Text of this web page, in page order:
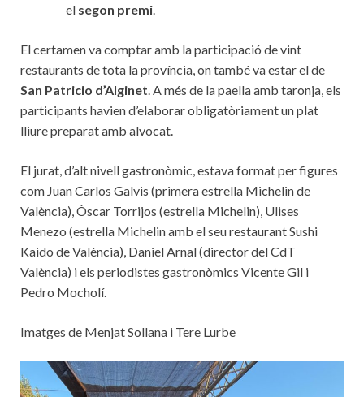
el segon premi
El certamen va comptar amb la participació de vint
restaurants de tota la província, on també va estar el de
San Patricio d’Alginet . A més de la paella amb taronja, els
participants havien d’elaborar obligatòriament un plat
lliure preparat amb alvocat.
El jurat, d’alt nivell gastronòmic, estava format per figures
com Juan Carlos Galvis (primera estrella Michelin de
València), Óscar Torrijos (estrella Michelin), Ulises
Menezo (estrella Michelin amb el seu restaurant Sushi
Kaido de València), Daniel Arnal (director del CdT
València) i els periodistes gastronòmics Vicente Gil i
Pedro Mocholí.
Imatges de Menjat Sollana i Tere Lurbe